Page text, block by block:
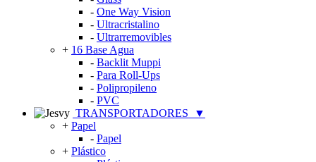
- One Way Vision
- Ultracristalino
- Ultrarremovibles
+ 16 Base Agua
- Backlit Muppi
- Para Roll-Ups
- Polipropileno
- PVC
TRANSPORTADORES
▼
+ Papel
- Papel
+ Plástico